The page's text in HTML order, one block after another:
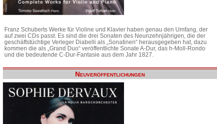
Franz Schuberts Werke für Violine und Klavier haben genau den Umfang, der
auf zwei CDs passt. Es sind die drei Sonaten des Neunzehnjährigen, die der
geschäftstüchtige Verleger Diabelli als „Sonatinen“ herausgegeben hat, dazu
kommen die als „Grand Duo“ veröffentlichte Sonate A-Dur, das h-Moll-Rondo
und die bedeutende C-Dur-Fantasie aus dem Jahr 1827.
Neuveröffentlichungen